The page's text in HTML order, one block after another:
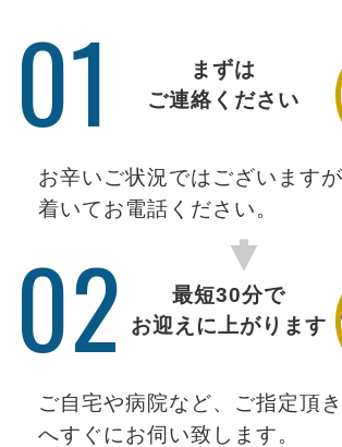
01
まずは
ご連絡ください
お辛いご状況ではございます
着いてお電話ください。
02
最短30分で
お迎えに上がります
ご自宅や病院など、ご指定頂
へすぐにお伺い致します。